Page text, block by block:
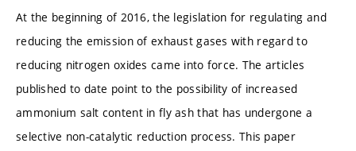
At the beginning of 2016, the legislation for regulating and
reducing the emission of exhaust gases with regard to
reducing nitrogen oxides came into force. The articles
published to date point to the possibility of increased
ammonium salt content in fly ash that has undergone a
selective non-catalytic reduction process. This paper